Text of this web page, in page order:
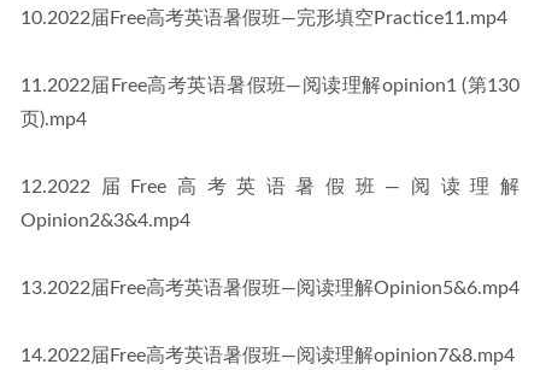
10.2022届Free高考英语暑假班—完形填空Practice11.mp4
11.2022届Free高考英语暑假班—阅读理解opinion1 (第130
页).mp4
12.2022届Free高考英语暑假班—阅读理解
Opinion2&3&4.mp4
13.2022届Free高考英语暑假班—阅读理解Opinion5&6.mp4
14.2022届Free高考英语暑假班—阅读理解opinion7&8.mp4